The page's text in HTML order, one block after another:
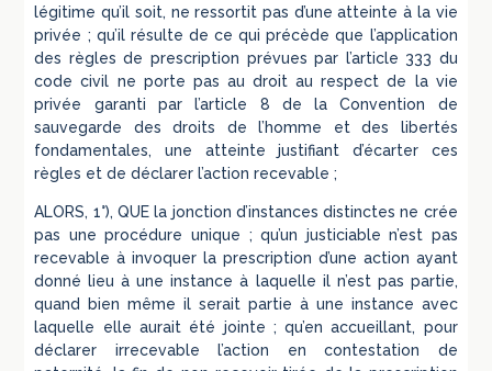
légitime qu’il soit, ne ressortit pas d’une atteinte à la vie
privée ; qu’il résulte de ce qui précède que l’application
des règles de prescription prévues par l’article 333 du
code civil ne porte pas au droit au respect de la vie
privée garanti par l’article 8 de la Convention de
sauvegarde des droits de l’homme et des libertés
fondamentales, une atteinte justifiant d’écarter ces
règles et de déclarer l’action recevable ;
ALORS, 1°), QUE la jonction d’instances distinctes ne crée
pas une procédure unique ; qu’un justiciable n’est pas
recevable à invoquer la prescription d’une action ayant
donné lieu à une instance à laquelle il n’est pas partie,
quand bien même il serait partie à une instance avec
laquelle elle aurait été jointe ; qu’en accueillant, pour
déclarer irrecevable l’action en contestation de